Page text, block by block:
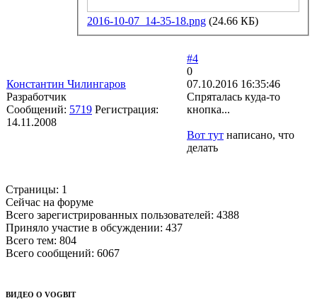
2016-10-07_14-35-18.png (24.66 КБ)
Константин Чилингаров
Разработчик
Сообщений: 5719 Регистрация:
14.11.2008
#4
0
07.10.2016 16:35:46
Спряталась куда-то
кнопка...
Вот тут написано, что
делать
Страницы: 1
Сейчас на форуме
Всего зарегистрированных пользователей: 4388
Приняло участие в обсуждении: 437
Всего тем: 804
Всего сообщений: 6067
ВИДЕО О VOGBIT